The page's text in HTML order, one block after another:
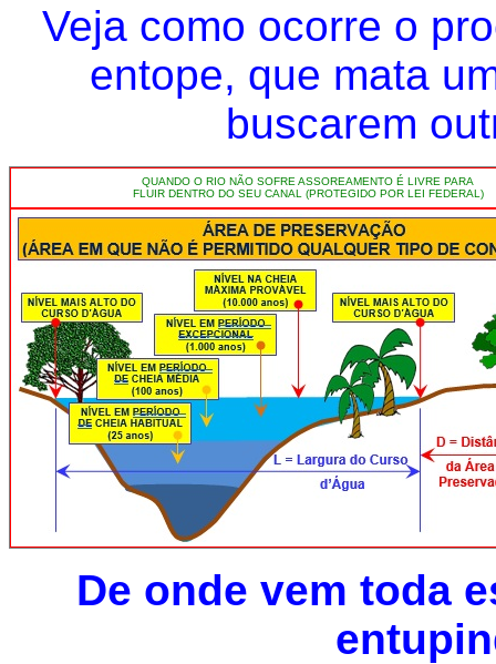
Veja como ocorre o
entope, que mata
buscarem
QUANDO O RIO NÃO SOFRE ASSOREAMENTO É LIVRE PARA
FLUIR DENTRO DO SEU CANAL (PROTEGIDO POR LEI FEDERAL)
De onde vem toda